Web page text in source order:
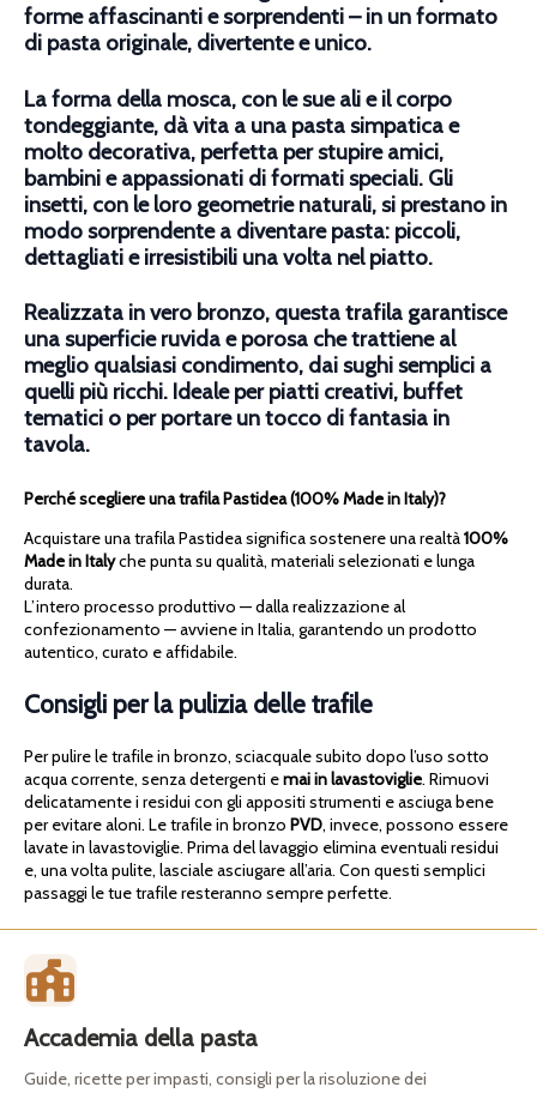
forme affascinanti e sorprendenti – in un formato
di pasta originale, divertente e unico.
La forma della mosca, con le sue ali e il corpo
tondeggiante, dà vita a una pasta simpatica e
molto decorativa, perfetta per stupire amici,
bambini e appassionati di formati speciali. Gli
insetti, con le loro geometrie naturali, si prestano in
modo sorprendente a diventare pasta: piccoli,
dettagliati e irresistibili una volta nel piatto.
Realizzata in vero bronzo, questa trafila garantisce
una superficie ruvida e porosa che trattiene al
meglio qualsiasi condimento, dai sughi semplici a
quelli più ricchi. Ideale per piatti creativi, buffet
tematici o per portare un tocco di fantasia in
tavola.
Perché scegliere una trafila Pastidea (100% Made in Italy)?
Acquistare una trafila Pastidea significa sostenere una realtà100%
Made in Italyche punta su qualità, materiali selezionati e lunga
durata.
L’intero processo produttivo — dalla realizzazione al
confezionamento — avviene in Italia, garantendo un prodotto
autentico, curato e affidabile.
Consigli per la pulizia delle trafile
Per pulire le trafile in bronzo, sciacquale subito dopo l’uso sotto
acqua corrente, senza detergenti emai in lavastoviglie. Rimuovi
delicatamente i residui con gli appositi strumenti e asciuga bene
per evitare aloni. Le trafile in bronzo PVD, invece, possono essere
lavate in lavastoviglie. Prima del lavaggio elimina eventuali residui
e, una volta pulite, lasciale asciugare all’aria. Con questi semplici
passaggi le tue trafile resteranno sempre perfette.
Accademia della pasta
Guide, ricette per impasti, consigli per la risoluzione dei